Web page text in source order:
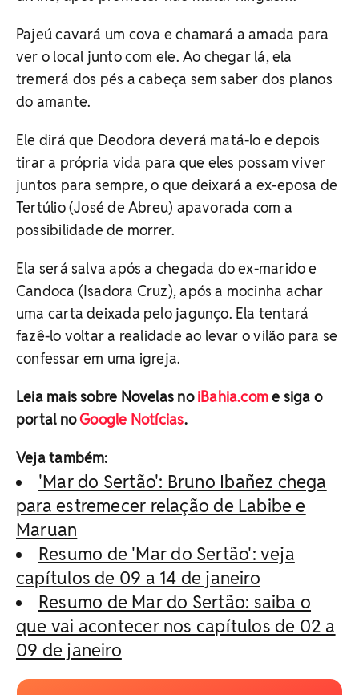
Pajeú cavará um cova e chamará a amada para
ver o local junto com ele. Ao chegar lá, ela
tremerá dos pés a cabeça sem saber dos planos
do amante.
Ele dirá que Deodora deverá matá-lo e depois
tirar a própria vida para que eles possam viver
juntos para sempre, o que deixará a ex-eposa de
Tertúlio (José de Abreu) apavorada com a
possibilidade de morrer.
Ela será salva após a chegada do ex-marido e
Candoca (Isadora Cruz), após a mocinha achar
uma carta deixada pelo jagunço. Ela tentará
fazê-lo voltar a realidade ao levar o vilão para se
confessar em uma igreja.
Leia mais sobre Novelas noiBahia.come siga o
portal noGoogle Notícias.
Veja também:
'Mar do Sertão': Bruno Ibañez chega
para estremecer relação de Labibe e
Maruan
Resumo de 'Mar do Sertão': veja
capítulos de 09 a 14 de janeiro
Resumo de Mar do Sertão: saiba o
que vai acontecer nos capítulos de 02 a
09 de janeiro